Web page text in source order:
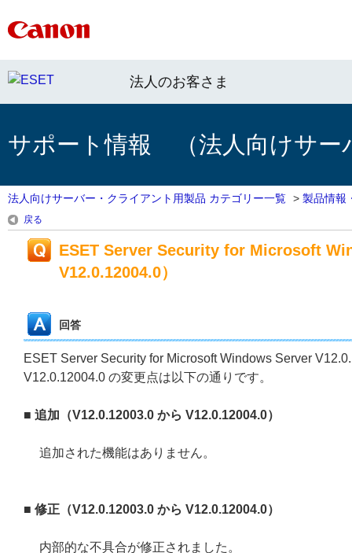
法人のお客さま
サポート情報 （法人向けサー
法人向けサーバー・クライアント用製品 カテゴリー一覧 > 製品情報
戻る
ESET Server Security for Microsoft
V12.0.12004.0）
回答
ESET Server Security for Microsoft Windows Server
V12.0.12004.0 の変更点は以下の通りです。
■ 追加（V12.0.12003.0 から V12.0.12004.0）
追加された機能はありません。
■ 修正（V12.0.12003.0 から V12.0.12004.0）
内部的な不具合が修正されました。